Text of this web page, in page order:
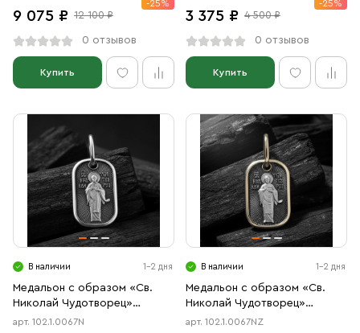
9 075 ₽ 12 100 ₽
-25%
0 отзывов
Купить
3 375 ₽ 4 500 ₽
-25%
0 отзывов
Купить
В наличии 1-2 дня
Медальон с образом «Св.
Николай Чудотворец»
чернение
арт. 102.1.0067N
В наличии 1-2 дня
Медальон с образом «Св.
Николай Чудотворец»
чернение, позолота
арт. 102.1.0067NZ